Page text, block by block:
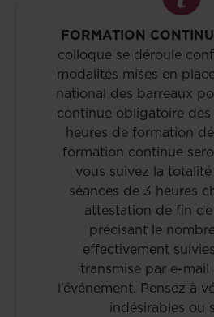
FORMATION
colloque se déroule
modalités mises en
national des barreaux
continue obligatoire
heures de formation
formation continue
vous suivez la
séances de 3 heures
attestation de fin
précisant le
effectivement
transmise par e-mail
l’événement. Pensez à
indésirables ou